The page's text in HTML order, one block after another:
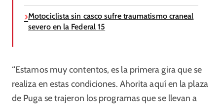
Motociclista sin casco sufre traumatismo craneal
severo en la Federal 15
“Estamos muy contentos, es la primera gira que se
realiza en estas condiciones. Ahorita aquí en la plaza
de Puga se trajeron los programas que se llevan a